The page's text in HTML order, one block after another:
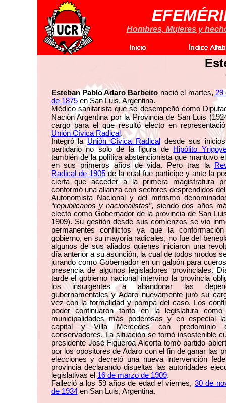
Hombres, Mujeres y
Esteban Pablo Adaro Barbeito nació el martes, 29
de 1875en San Luis, Argentina.
Médico sanitarista que se desempeñó como
Nación Argentina por la Provincia de San Luis
cargo para el que resultó electo en
Unión Cívica Radical.
Integró laUnión Cívica Radical
desde sus
partidario no solo de la figura de
Hipólito
también de la política abstencionista que mantuvo
en sus primeros años de vida. Pero tras la
Radical de 1905de la cual fue participe y ante la
cierta que acceder a la primera magistratura
conformó una alianza con sectores desprendidos
Autonomista Nacional y del mitrismo
“republicanos y nacionalistas”, siendo dos años
electo como Gobernador de la provincia de San
1909). Su gestión desde sus comienzos se vio
permanentes conflictos ya que la
gobierno, en su mayoría radicales, no fue del
algunos de sus aliados quienes iniciaron una
día anterior a su asunción, la cual de todos modos
jurando como Gobernador en un galpón para
presencia de algunos legisladores provinciales.
tarde el gobierno nacional intervino la provincia
los insurgentes a abandonar las
gubernamentales y Adaro nuevamente juró su
vez con la formalidad y pompa del caso. Los
poder continuaron tanto en la legislatura
municipalidades más poderosas y en especial
capital y Villa Mercedes con predominio
conservadores. La situación se tornó insostenible
presidente José Figueroa Alcorta tomó partido
por los opositores de Adaro con el fin de ganar las
elecciones y decretó una nueva intervención
provincia declarando disueltas las autoridades
legislativas el 16 de marzo de 1909.
Falleció a los 59 años de edad el viernes, 30 de
de 1934en San Luis, Argentina.